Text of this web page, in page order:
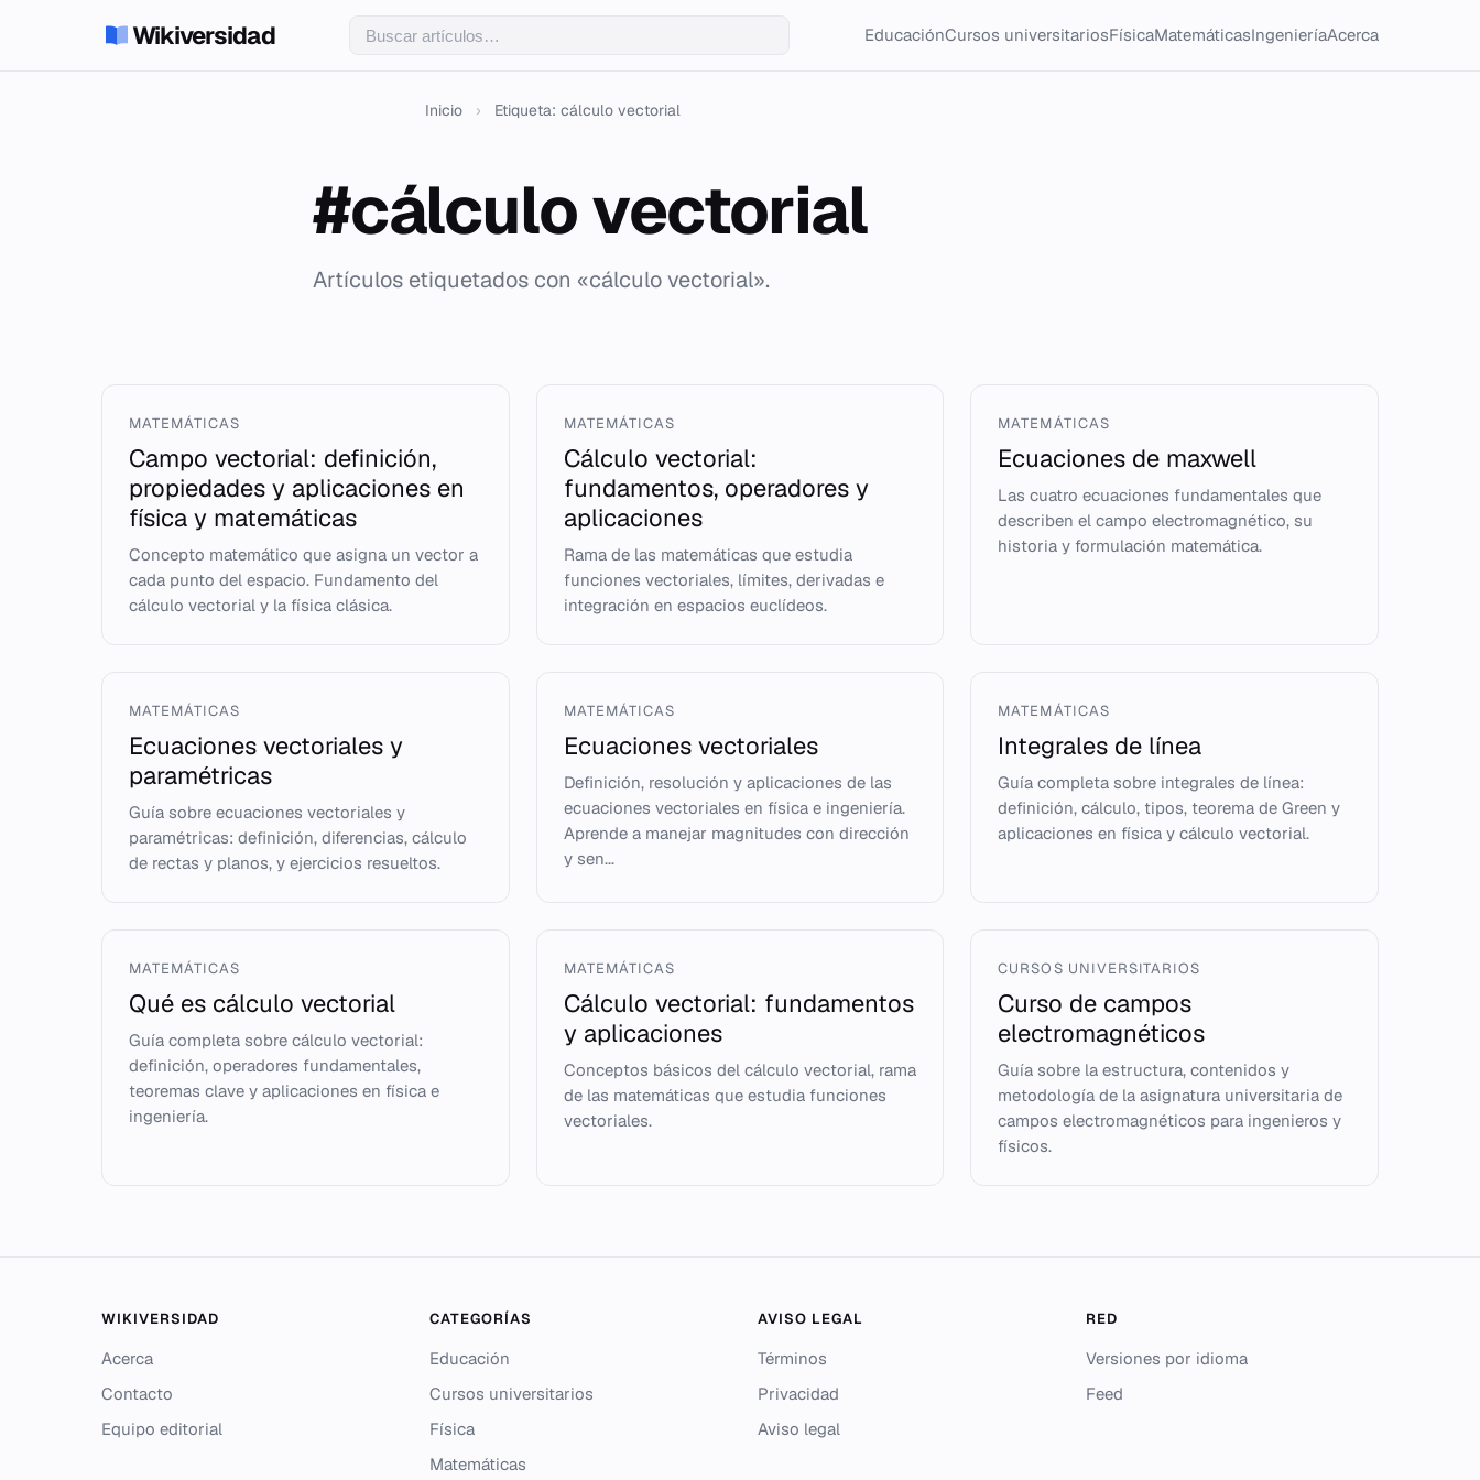
Wikiversidad EducaciónCursos universitariosFísicaMatemáticasIngenieríaAcerca
Inicio › Etiqueta: cálculo vectorial
#cálculo vectorial
Artículos etiquetados con «cálculo vectorial».
MATEMÁTICAS
Campo vectorial: definición,
propiedades y aplicaciones en
física y matemáticas
Concepto matemático que asigna un vector a
cada punto del espacio. Fundamento del
cálculo vectorial y la física clásica.
MATEMÁTICAS
Cálculo vectorial:
fundamentos, operadores y
aplicaciones
Rama de las matemáticas que estudia
funciones vectoriales, límites, derivadas e
integración en espacios euclídeos.
MATEMÁTICAS
Ecuaciones de maxwell
Las cuatro ecuaciones fundamentales que
describen el campo electromagnético, su
historia y formulación matemática.
MATEMÁTICAS
Ecuaciones vectoriales y
paramétricas
Guía sobre ecuaciones vectoriales y
paramétricas: definición, diferencias, cálculo
de rectas y planos, y ejercicios resueltos.
MATEMÁTICAS
Ecuaciones vectoriales
Definición, resolución y aplicaciones de las
ecuaciones vectoriales en física e ingeniería.
Aprende a manejar magnitudes con dirección
y sen...
MATEMÁTICAS
Integrales de línea
Guía completa sobre integrales de línea:
definición, cálculo, tipos, teorema de Green y
aplicaciones en física y cálculo vectorial.
MATEMÁTICAS
Qué es cálculo vectorial
Guía completa sobre cálculo vectorial:
definición, operadores fundamentales,
teoremas clave y aplicaciones en física e
ingeniería.
MATEMÁTICAS
Cálculo vectorial: fundamentos
y aplicaciones
Conceptos básicos del cálculo vectorial, rama
de las matemáticas que estudia funciones
vectoriales.
CURSOS UNIVERSITARIOS
Curso de campos
electromagnéticos
Guía sobre la estructura, contenidos y
metodología de la asignatura universitaria de
campos electromagnéticos para ingenieros y
físicos.
WIKIVERSIDAD
Acerca
Contacto
Equipo editorial
CATEGORÍAS
Educación
Cursos universitarios
Física
Matemáticas
AVISO LEGAL
Términos
Privacidad
Aviso legal
RED
Versiones por idioma
Feed